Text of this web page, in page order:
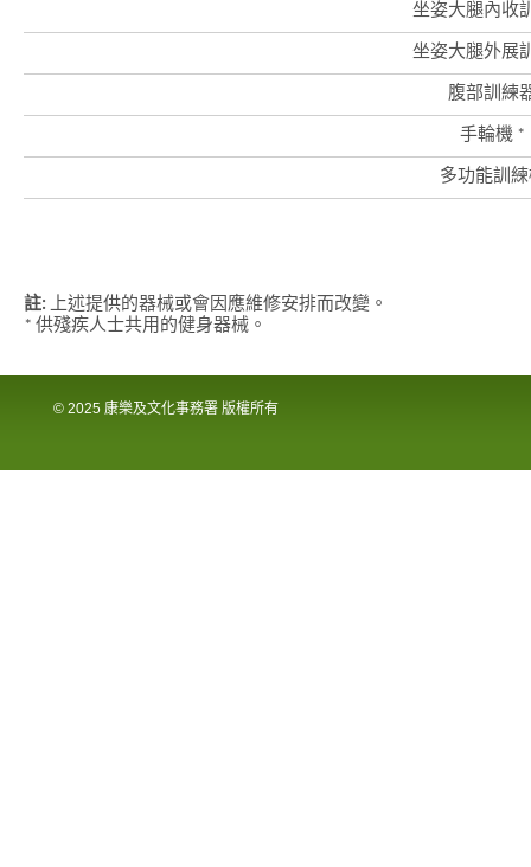
坐姿大腿內收
坐姿大腿外展
腹部訓練
手輪機 *
多功能訓
註: 上述提供的器械或會因應維修安排而改變。
* 供殘疾人士共用的健身器械。
© 2025 康樂及文化事務署 版權所有